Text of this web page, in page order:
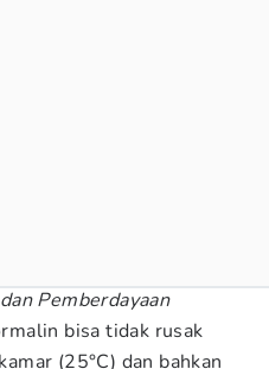
Pemberdayaan
bisa tidak rusak
(25°C) dan bahkan